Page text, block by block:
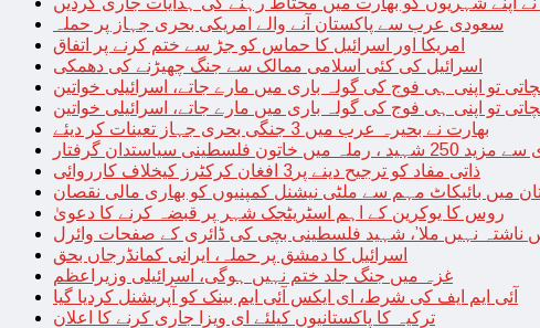
سعودی عرب سے پاکستان آنے والے امریکی بحری جہاز پر حملہ
امریکا اور اسرائیل کا حماس کو جڑ سے ختم کرنے پر اتفاق
اسرائیل کی کئی اسلامی ممالک سے جنگ چھیڑنے کی دھمکی
تو اپنی ہی فوج کی گولہ باری میں مارے جاتے، اسرائیلی خواتین
تو اپنی ہی فوج کی گولہ باری میں مارے جاتے، اسرائیلی خواتین
بھارت نے بحیرہ عرب میں 3 جنگی بحری جہاز تعینات کر دیئے
فلسطینی سیاستدان گرفتار
ذاتی مفاد کو ترجیح دینے پر3 افغان کرکٹرز کیخلاف کارروائی
میں بائیکاٹ مہم سے ملٹی نیشنل کمپنیوں کو بھاری مالی نقصان
روس کا یوکرین کے اہم اسٹریٹجک شہر پر قبضہ کرنے کا دعویٰ
ناشتہ نہیں ملا’، شہید فلسطینی بچی کی ڈائری کے صفحات وائرل
اسرائیل کا دمشق پر حملہ، ایرانی کمانڈرجاں بحق
غزہ میں جنگ جلد ختم نہیں ہوگی، اسرائیلی وزیراعظم
آئی ایم ایف کی شرط، ای ایکس آئی ایم بینک کو آپریشنل کردیا گیا
ترکیہ کا پاکستانیوں کیلئے ای ویزا جاری کرنے کا اعلان